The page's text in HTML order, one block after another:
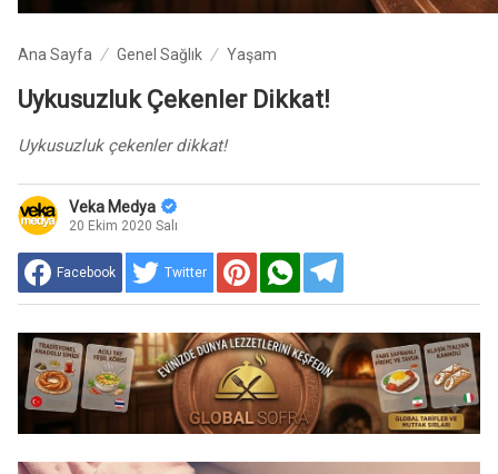
Ana Sayfa Genel Sağlık Yaşam
Uykusuzluk Çekenler Dikkat!
Uykusuzluk çekenler dikkat!
Veka Medya
20 Ekim 2020 Salı
Facebook Twitter